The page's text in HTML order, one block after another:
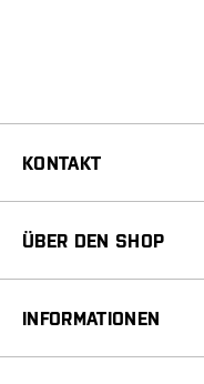
KONTAKT
ÜBER DEN SHOP
INFORMATIONEN